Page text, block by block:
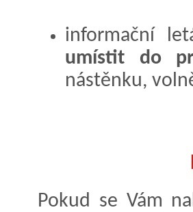
informační
umístit do
nástěnku,
Pokud se Vám